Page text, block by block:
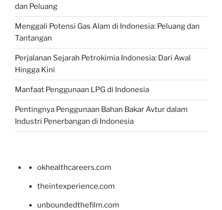
dan Peluang
Menggali Potensi Gas Alam di Indonesia: Peluang dan
Tantangan
Perjalanan Sejarah Petrokimia Indonesia: Dari Awal
Hingga Kini
Manfaat Penggunaan LPG di Indonesia
Pentingnya Penggunaan Bahan Bakar Avtur dalam
Industri Penerbangan di Indonesia
okhealthcareers.com
theintexperience.com
unboundedthefilm.com